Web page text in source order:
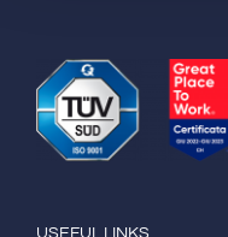
USEFUL LINKS